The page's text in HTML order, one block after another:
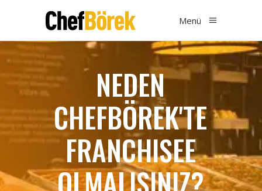
Menü
NEDEN
CHEFBÖREK'TE
FRANCHISEE
OLMALISINIZ?